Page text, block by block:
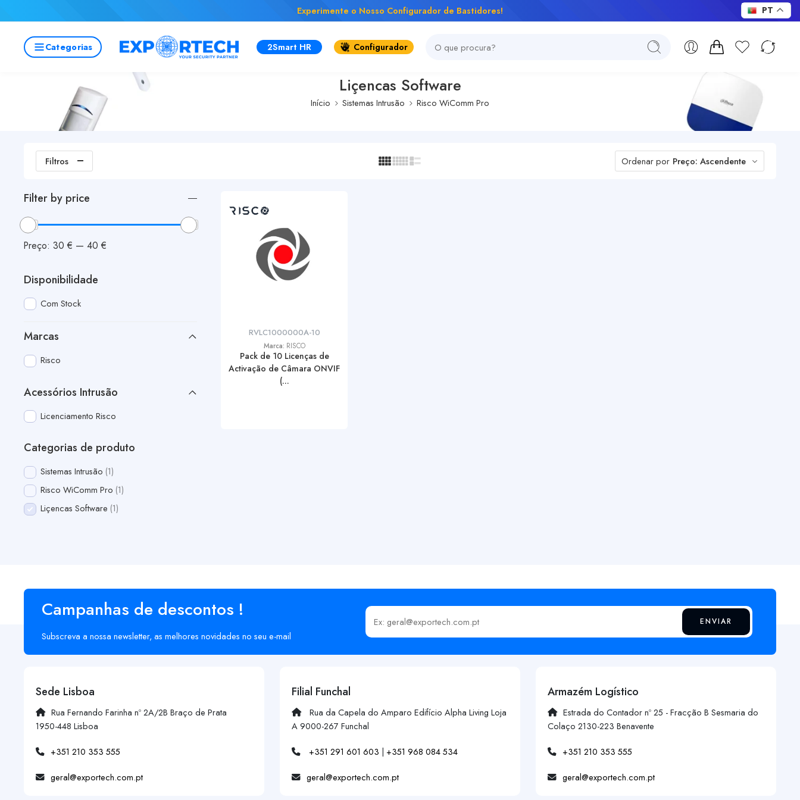
Experimente o Nosso Configurador de Bastidores!
Categorias 2Smart HR Configurador
Liçencas Software
Início Sistemas Intrusão Risco WiComm Pro
Filtros Ordenar por Preço: Ascendente
RVLC1000000A-10
Marca: RISCO
Pack de 10 Licenças de
Activação de Câmara ONVIF
(...
Filter by price
Preço: 30 € — 40 €
Disponibilidade
Com Stock
Marcas
Risco
Acessórios Intrusão
Licenciamento Risco
Categorias de produto
Sistemas Intrusão 1
Risco WiComm Pro 1
Liçencas Software 1
Campanhas de descontos !
Subscreva a nossa newsletter, as melhores novidades no seu e-mail
Insira o seu email ENVIAR
Sede Lisboa
Rua Fernando Farinha nº 2A/2B Braço de Prata
1950-448 Lisboa
+351 210 353 555
geral@exportech.com.pt
Filial Funchal
Rua da Capela do Amparo Edifício Alpha Living Loja
A 9000-267 Funchal
+351 291 601 603 | +351 968 084 534
geral@exportech.com.pt
Armazém Logístico
Estrada do Contador nº 25 - Fracção B Sesmaria do
Colaço 2130-223 Benavente
+351 210 353 555
geral@exportech.com.pt
PT